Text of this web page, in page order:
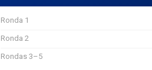
Ronda 1
Ronda 2
Rondas 3–5